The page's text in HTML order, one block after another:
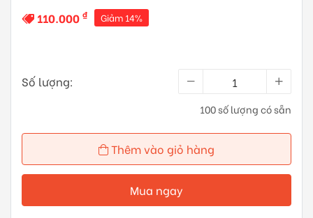
110.000 ₫ Giảm 14%
Số lượng:
100 số lượng có sẵn
Thêm vào giỏ hàng
Mua ngay